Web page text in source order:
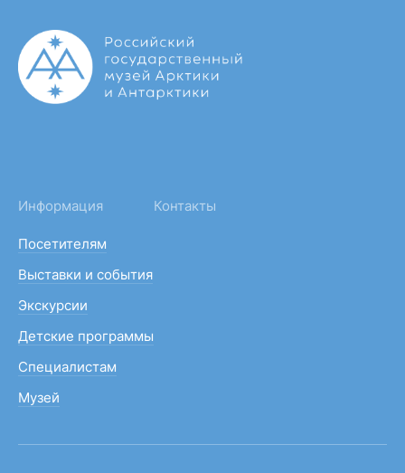
Информация
Посетителям
Выставки и события
Экскурсии
Детские программы
Специалистам
Музей
Контакты